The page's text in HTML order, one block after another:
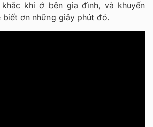
khi ở bên gia đình, và khuyến
biết ơn những giây phút đó.